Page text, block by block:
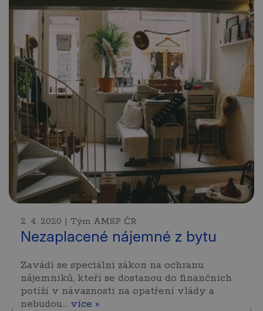
2. 4. 2020 | Tým AMSP ČR
Nezaplacené nájemné z bytu
Zavádí se speciální zákon na ochranu
nájemníků, kteří se dostanou do finančních
potíží v návaznosti na opatření vlády a
nebudou… více »